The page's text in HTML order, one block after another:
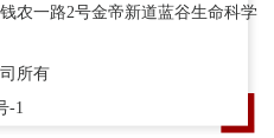
农一路2号金帝新道蓝谷生命科学
所有
-1